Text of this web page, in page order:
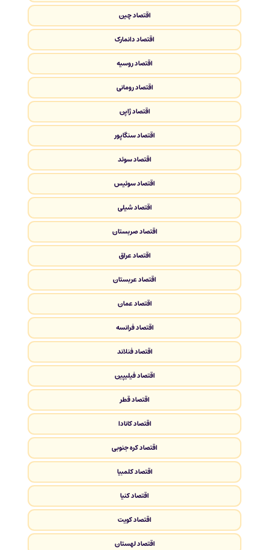
اقتصاد چین
اقتصاد دانمارک
اقتصاد روسیه
اقتصاد رومانی
اقتصاد ژاپن
اقتصاد سنگاپور
اقتصاد سوئد
اقتصاد سوئیس
اقتصاد شیلی
اقتصاد صربستان
اقتصاد عراق
اقتصاد عربستان
اقتصاد عمان
اقتصاد فرانسه
اقتصاد فنلاند
اقتصاد فیلیپین
اقتصاد قطر
اقتصاد کانادا
اقتصاد کره جنوبی
اقتصاد کلمبیا
اقتصاد کنیا
اقتصاد کویت
اقتصاد لهستان